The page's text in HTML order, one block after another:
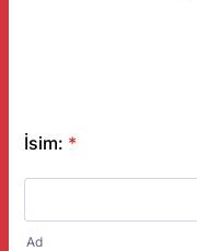
İsim: *
Ad